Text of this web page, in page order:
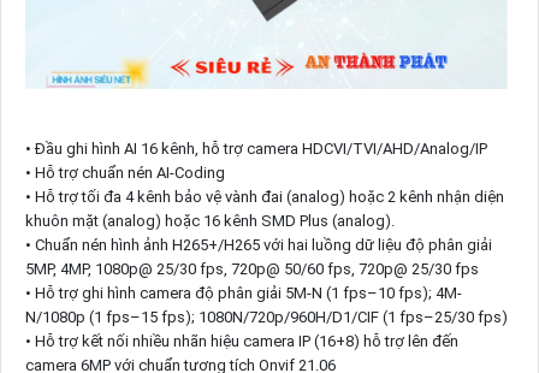
• Đầu ghi hình AI 16 kênh, hỗ trợ camera HDCVI/TVI/AHD/Analog/IP
• Hỗ trợ chuẩn nén AI-Coding
• Hỗ trợ tối đa 4 kênh bảo vệ vành đai (analog) hoặc 2 kênh nhận diện
khuôn mặt (analog) hoặc 16 kênh SMD Plus (analog).
• Chuẩn nén hình ảnh H265+/H265 với hai luồng dữ liệu độ phân giải
5MP, 4MP, 1080p@ 25/30 fps, 720p@ 50/60 fps, 720p@ 25/30 fps
• Hỗ trợ ghi hình camera độ phân giải 5M-N (1 fps–10 fps); 4M-
N/1080p (1 fps–15 fps); 1080N/720p/960H/D1/CIF (1 fps–25/30 fps)
• Hỗ trợ kết nối nhiều nhãn hiệu camera IP (16+8) hỗ trợ lên đến
camera 6MP với chuẩn tương tích Onvif 21.06